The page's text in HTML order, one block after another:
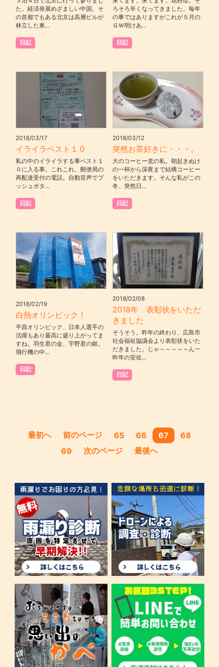
た。経済発展めざましい中国。そ
の首都でもある北京は高層ビルが
林立した東...
日記
ろそろ辛くなってきました。毎年
の事ではありますがこれが５月の
ＧＷ明けあ...
日記
2018/03/17
イライラベスト１０
私の中のイライラする事ベスト１
０に入る事。これこれ。郵便局の
再配達受付の電話。自動音声でプ
ッシュボタ...
日記
2018/03/12
突然お茶好きに・・・。
大のコーヒー党の私。朝起きぬけ
の一杯から深夜まで結構コーヒー
をいただきます。そんな私がこの
冬、突然日...
日記
2018/02/19
白熱オリンピック！
平昌オリンピック、日本人選手の
活躍もあり最高に盛り上がってま
すね。羽生君の金、宇野君の銀。
飛行機の中...
日記
2018/02/08
2018年 表彰状をいただ
きました
そうそう。昨年の終わり、広島市
社会福祉協議会より表彰状をいた
だきました。じゃ～～～～～ん一
昨年の安佐...
日記
最初へ 前のページ 65 66 67
68
69
次のページ 最後へ